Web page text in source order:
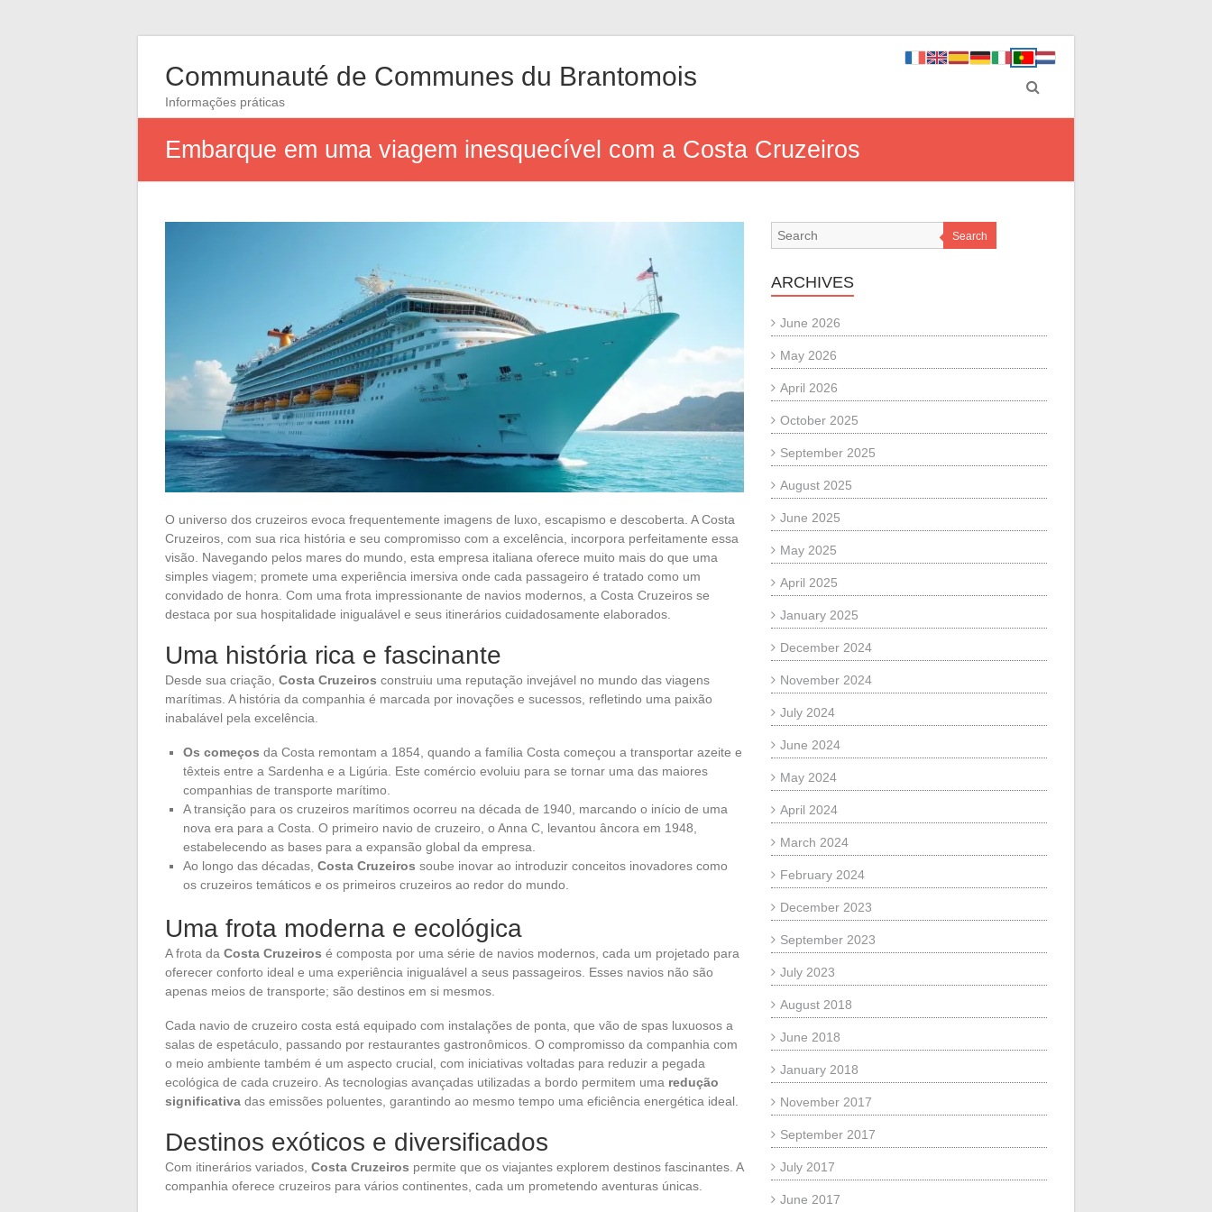
Communauté de Communes du Brantomois
Informações práticas
Embarque em uma viagem inesquecível com a Costa Cruzeiros
O universo dos cruzeiros evoca frequentemente imagens de luxo, escapismo e descoberta. A Costa
Cruzeiros, com sua rica história e seu compromisso com a excelência, incorpora perfeitamente essa
visão. Navegando pelos mares do mundo, esta empresa italiana oferece muito mais do que uma
simples viagem; promete uma experiência imersiva onde cada passageiro é tratado como um
convidado de honra. Com uma frota impressionante de navios modernos, a Costa Cruzeiros se
destaca por sua hospitalidade inigualável e seus itinerários cuidadosamente elaborados.
Uma história rica e fascinante
Desde sua criação, Costa Cruzeiros construiu uma reputação invejável no mundo das viagens
marítimas. A história da companhia é marcada por inovações e sucessos, refletindo uma paixão
inabalável pela excelência.
Os começos da Costa remontam a 1854, quando a família Costa começou a transportar azeite e
têxteis entre a Sardenha e a Ligúria. Este comércio evoluiu para se tornar uma das maiores
companhias de transporte marítimo.
A transição para os cruzeiros marítimos ocorreu na década de 1940, marcando o início de uma
nova era para a Costa. O primeiro navio de cruzeiro, o Anna C, levantou âncora em 1948,
estabelecendo as bases para a expansão global da empresa.
Ao longo das décadas, Costa Cruzeiros soube inovar ao introduzir conceitos inovadores como
os cruzeiros temáticos e os primeiros cruzeiros ao redor do mundo.
Uma frota moderna e ecológica
A frota da Costa Cruzeiros é composta por uma série de navios modernos, cada um projetado para
oferecer conforto ideal e uma experiência inigualável a seus passageiros. Esses navios não são
apenas meios de transporte; são destinos em si mesmos.
Cada navio de cruzeiro costa está equipado com instalações de ponta, que vão de spas luxuosos a
salas de espetáculo, passando por restaurantes gastronômicos. O compromisso da companhia com
o meio ambiente também é um aspecto crucial, com iniciativas voltadas para reduzir a pegada
ecológica de cada cruzeiro. As tecnologias avançadas utilizadas a bordo permitem uma redução
significativa das emissões poluentes, garantindo ao mesmo tempo uma eficiência energética ideal.
Destinos exóticos e diversificados
Com itinerários variados, Costa Cruzeiros permite que os viajantes explorem destinos fascinantes. A
companhia oferece cruzeiros para vários continentes, cada um prometendo aventuras únicas.
Search
ARCHIVES
June 2026
May 2026
April 2026
October 2025
September 2025
August 2025
June 2025
May 2025
April 2025
January 2025
December 2024
November 2024
July 2024
June 2024
May 2024
April 2024
March 2024
February 2024
December 2023
September 2023
July 2023
August 2018
June 2018
January 2018
November 2017
September 2017
July 2017
June 2017